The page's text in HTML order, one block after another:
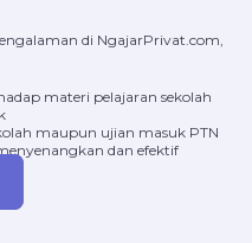
di NgajarPrivat.com,
materi pelajaran sekolah
maupun ujian masuk PTN
dan efektif